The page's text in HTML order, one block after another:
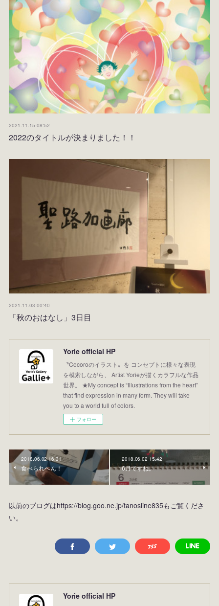
2021.11.15 08:52
2022のタイトルが決まりました！！
2021.11.03 00:40
「秋のおはなし」3日目
Yorie official HP
〝Cocoroのイラスト〟を コンセプトに様々な表現
を模索しながら、 Artist Yorieが描くカラフルな作品
世界。 ★My concept is “Illustrations from the heart”
that find expression in many form. They will take
you to a world full of colors.
フォロー
2018.06.02 16:31
食べられへん！
2018.06.02 15:42
6月ですね。
以前のブログはhttps://blog.goo.ne.jp/tanosiine835もご覧くださ
い。
Yorie official HP